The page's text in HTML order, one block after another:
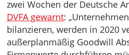
zwei Wochen der Deutsche
DVFA gewarnt:
bilanzieren, werden in 2020
außerplanmäßig Goodwill